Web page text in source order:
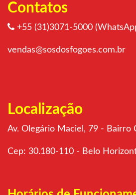
Contatos
+55 (31)3071-5000
vendas@sosdosfogoes.com.br
Localização
Av. Olegário Maciel, 79 - Bairro
Cep: 30.180-110 - Belo